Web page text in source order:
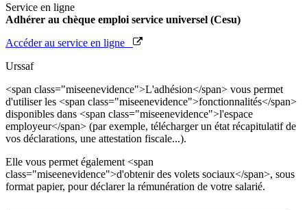
Service en ligne
Adhérer au chèque emploi service universel (Cesu)
Accéder au service en ligne
Urssaf
<span class="miseenevidence">L'adhésion</span> vous permet
d'utiliser les <span class="miseenevidence">fonctionnalités</span>
disponibles dans <span class="miseenevidence">l'espace
employeur</span> (par exemple, télécharger un état récapitulatif de
vos déclarations, une attestation fiscale...).
Elle vous permet également <span
class="miseenevidence">d'obtenir des volets sociaux</span>, sous
format papier, pour déclarer la rémunération de votre salarié.